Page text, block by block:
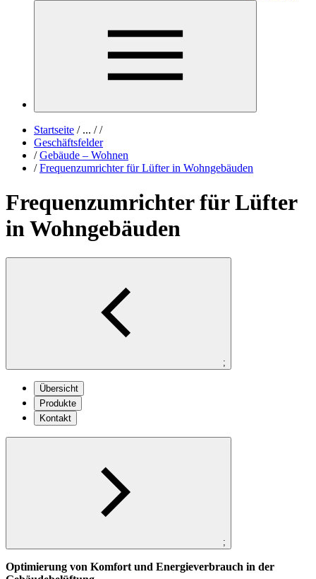
Startseite /... / /
Geschäftsfelder
/ Gebäude – Wohnen
/ Frequenzumrichter für Lüfter in Wohngebäuden
Frequenzumrichter für Lüfter
in Wohngebäuden
;
Übersicht
Produkte
Kontakt
;
Optimierung von Komfort und Energieverbrauch in der